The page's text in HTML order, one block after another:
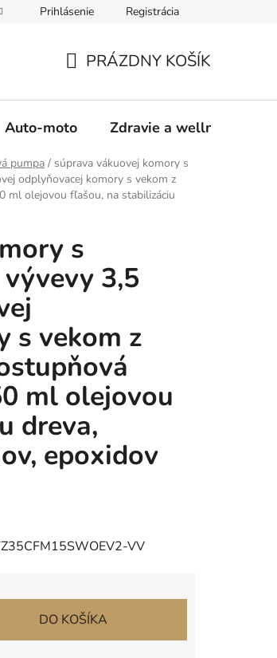
Prihlásenie Registrácia
KOŠÍK
PRÁZDNY KOŠÍK
Auto-moto Zdravie a wellness
pumpa / súprava vákuovej komory s
odplyňovacej komory s vekom z
ml olejovou fľašou, na stabilizáciu
s
3,5
s vekom z
ml olejovou
dreva,
epoxidov
VV
DO KOŠÍKA